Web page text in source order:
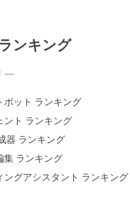
ンキング
ー
ボット ランキング
ント ランキング
器 ランキング
集 ランキング
ングアシスタント ランキング